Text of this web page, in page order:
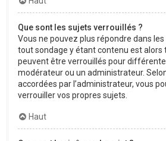
Que sont les sujets verrouillés ?
Vous ne pouvez plus répondre dans
tout sondage y étant contenu est alors
peuvent être verrouillés pour
modérateur ou un administrateur.
accordées par l’administrateur, vous
verrouiller vos propres sujets.
Haut